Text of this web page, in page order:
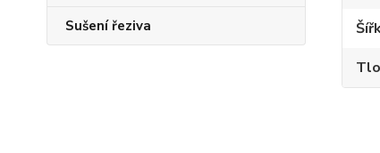
Sušení řeziva